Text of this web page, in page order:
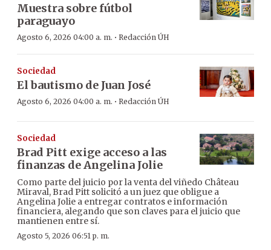
Muestra sobre fútbol
paraguayo
Agosto 6, 2026 04:00 a. m. · Redacción ÚH
Sociedad
El bautismo de Juan José
Agosto 6, 2026 04:00 a. m. · Redacción ÚH
Sociedad
Brad Pitt exige acceso a las
finanzas de Angelina Jolie
Como parte del juicio por la venta del viñedo Château
Miraval, Brad Pitt solicitó a un juez que obligue a
Angelina Jolie a entregar contratos e información
financiera, alegando que son claves para el juicio que
mantienen entre sí.
Agosto 5, 2026 06:51 p. m.